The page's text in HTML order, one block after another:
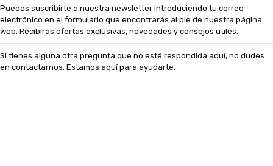
Puedes suscribirte a nuestra newsletter introduciendo tu correo
electrónico en el formulario que encontrarás al pie de nuestra página
web. Recibirás ofertas exclusivas, novedades y consejos útiles.
Si tienes alguna otra pregunta que no esté respondida aquí, no dudes
en contactarnos. Estamos aquí para ayudarte.